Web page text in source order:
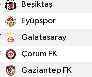
Beşiktaş
Eyüpspor
Galatasaray
Çorum FK
Gaziantep FK